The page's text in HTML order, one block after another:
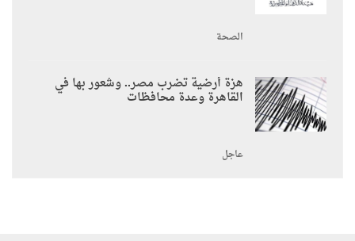
الصحة
هزة أرضية تضرب مصر.. وشعور بها في
القاهرة وعدة محافظات
عاجل